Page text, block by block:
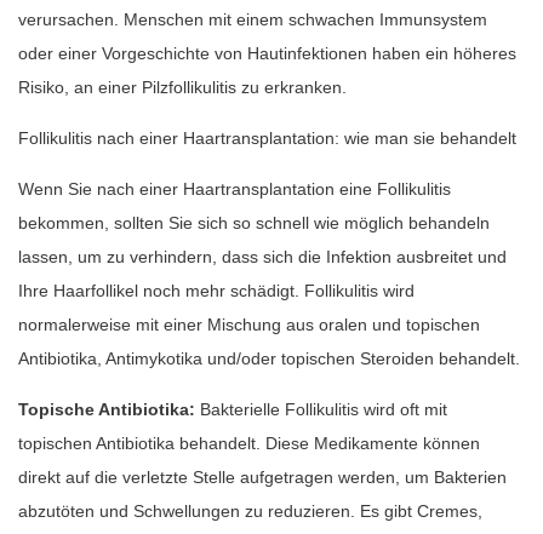
verursachen. Menschen mit einem schwachen Immunsystem
oder einer Vorgeschichte von Hautinfektionen haben ein höheres
Risiko, an einer Pilzfollikulitis zu erkranken.
Follikulitis nach einer Haartransplantation: wie man sie behandelt
Wenn Sie nach einer Haartransplantation eine Follikulitis
bekommen, sollten Sie sich so schnell wie möglich behandeln
lassen, um zu verhindern, dass sich die Infektion ausbreitet und
Ihre Haarfollikel noch mehr schädigt. Follikulitis wird
normalerweise mit einer Mischung aus oralen und topischen
Antibiotika, Antimykotika und/oder topischen Steroiden behandelt.
Topische Antibiotika: Bakterielle Follikulitis wird oft mit
topischen Antibiotika behandelt. Diese Medikamente können
direkt auf die verletzte Stelle aufgetragen werden, um Bakterien
abzutöten und Schwellungen zu reduzieren. Es gibt Cremes,